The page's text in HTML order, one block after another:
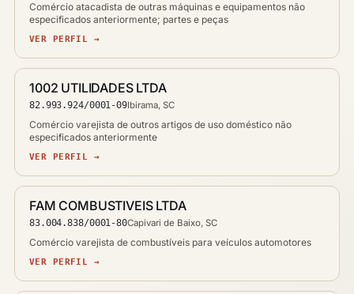
Comércio atacadista de outras máquinas e equipamentos não
especificados anteriormente; partes e peças
VER PERFIL →
1002 UTILIDADES LTDA
82.993.924/0001-09Ibirama, SC
Comércio varejista de outros artigos de uso doméstico não
especificados anteriormente
VER PERFIL →
FAM COMBUSTIVEIS LTDA
83.004.838/0001-80Capivari de Baixo, SC
Comércio varejista de combustíveis para veículos automotores
VER PERFIL →